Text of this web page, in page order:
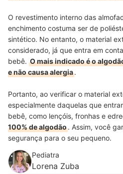
O revestimento interno das
enchimento costuma ser de
sintético. No entanto, o material
considerado, já que entra em
bebê. O mais indicado é o
e não causa alergia.
Portanto, ao verificar o material
especialmente daquelas que
bebê, como lençóis, fronhas e
100% de algodão. Assim, você
segurança para o seu pequeno.
Pediatra
Lorena Zuba